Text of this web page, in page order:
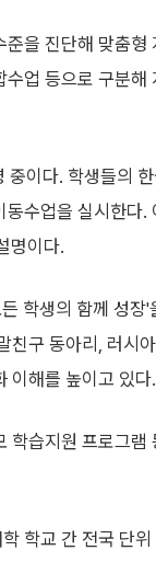
을 진단해 맞춤형
업 등으로 구분
이다. 학생들의
수업을 실시한다
명이다.
학생의 함께 성
구 동아리, 러시
이해를 높이고 있다.
습지원 프로그램
학교 간 전국 단